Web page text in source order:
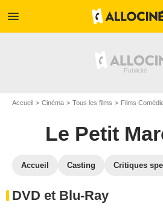
menu
Accueil Cinéma Tous les films Films
Le Petit
Accueil Casting Critiques
DVD et Blu-Ray